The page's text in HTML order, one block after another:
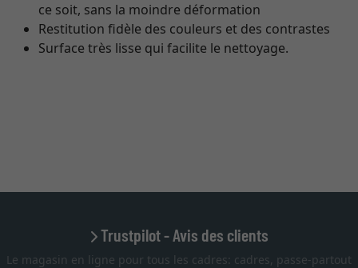
ce soit, sans la moindre déformation
Restitution fidèle des couleurs et des contrastes
Surface très lisse qui facilite le nettoyage.
Trustpilot - Avis des clients
Le magasin en ligne pour tous les cadres: cadres, passe-partout